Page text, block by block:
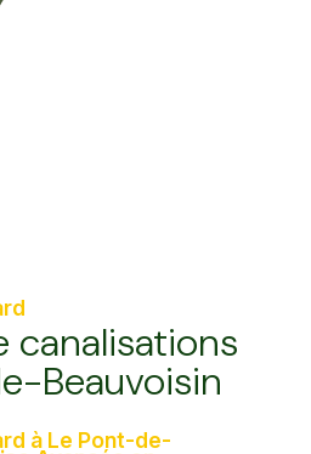
canalisations
Beauvoisin
à Le Pont-de-